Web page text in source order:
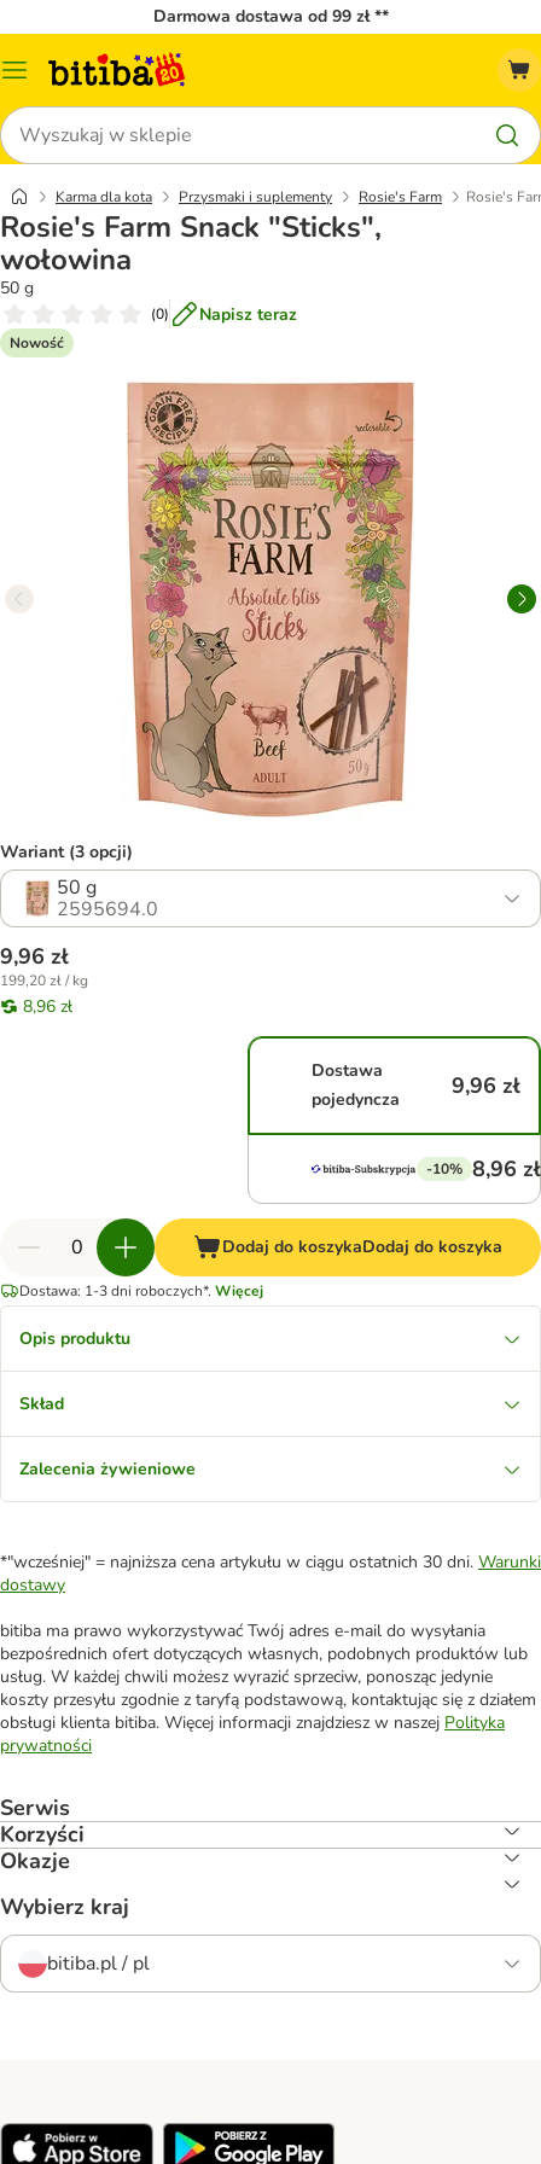
Darmowa dostawa od 99 zł **
Menu
Szukaj
Karma dla kota Przysmaki i suplementy Rosie's Farm Rosie's
Rosie's Farm Snack "Sticks",
wołowina
50 g
(0) Napisz teraz
Nowość
Wariant (3 opcji)
50 g
2595694.0
9,96 zł
199,20 zł / kg
8,96 zł
Dostawa
pojedyncza
9,96 zł
-10% 8,96 zł
Dodaj do koszykaDodaj do koszyka
Dostawa: 1-3 dni roboczych*. Więcej
Opis produktu
Skład
Zalecenia żywieniowe
*"wcześniej" = najniższa cena artykułu w ciągu ostatnich 30 dni. Warunki
dostawy
bitiba ma prawo wykorzystywać Twój adres e-mail do wysyłania
bezpośrednich ofert dotyczących własnych, podobnych produktów lub
usług. W każdej chwili możesz wyrazić sprzeciw, ponosząc jedynie
koszty przesyłu zgodnie z taryfą podstawową, kontaktując się z działem
obsługi klienta bitiba. Więcej informacji znajdziesz w naszej Polityka
prywatności
Serwis
Korzyści
Okazje
Wybierz kraj
bitiba.pl / pl